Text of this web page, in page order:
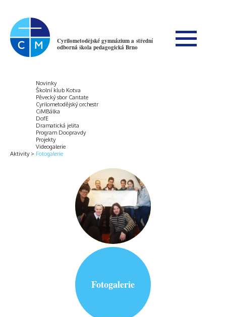
Cyrilometodějské gymnázium a střední
odborná škola pedagogická Brno
Aktivity
Novinky
Školní klub Kotva
Pěvecký sbor Cantate
Cyrilometodějský orchestr
CiMBálka
DofE
Dramatická jelita
Program Doopravdy
Projekty
Videogalerie
Fotogalerie
Fotogalerie